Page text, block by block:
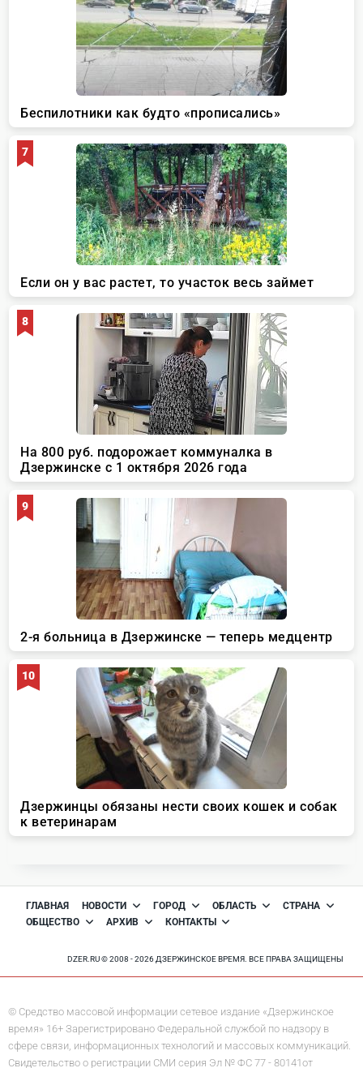
ГЛАВНАЯ НОВОСТИ ГОРОД ОБЛАСТЬ
СТРАНА
ОБЩЕСТВО
АРХИВ КОНТАКТЫ
DZER.RU © 2008 - 2026 ДЗЕРЖИНСКОЕ ВРЕМЯ. ВСЕ ПРАВА ЗАЩИЩЕНЫ
© Средство массовой информации сетевое издание «Дзержинское
время» 16+ Зарегистрировано Федеральной службой по надзору в
сфере связи, информационных технологий и массовых коммуникаций.
Свидетельство о регистрации СМИ серия Эл № ФС 77 - 80141от